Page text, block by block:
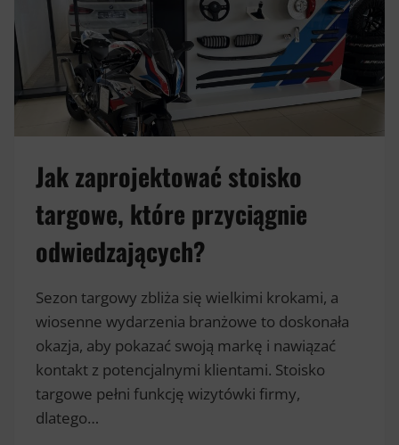
BANERY,
SZYLDY
I
LITERY
PRZEZ
CAŁY
ROK?
Jak zaprojektować stoisko
targowe, które przyciągnie
odwiedzających?
Sezon targowy zbliża się wielkimi krokami, a
wiosenne wydarzenia branżowe to doskonała
okazja, aby pokazać swoją markę i nawiązać
kontakt z potencjalnymi klientami. Stoisko
targowe pełni funkcję wizytówki firmy,
dlatego…